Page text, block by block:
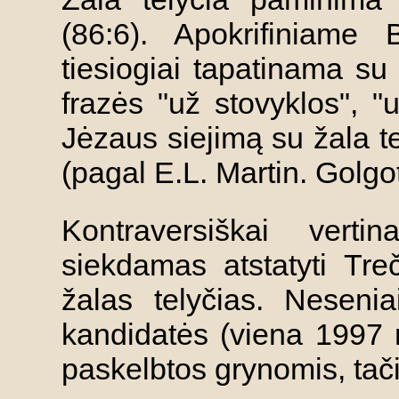
(86:6). Apokrifiniame
tiesiogiai tapatinama
frazės "už stovyklos",
Jėzaus siejimą su žala
(pagal E.L. Martin.
Kontraversiškai
siekdamas atstatyti
žalas telyčias.
kandidatės (viena
paskelbtos grynomis,